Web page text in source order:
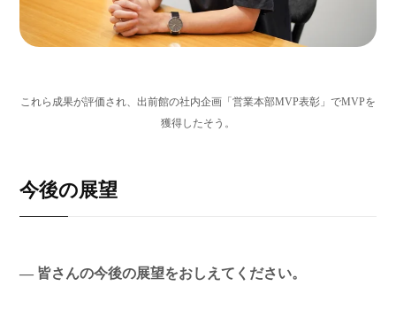
これら成果が評価され、出前館の社内企画「営業本部MVP表彰」でMVPを
獲得したそう。
今後の展望
― 皆さんの今後の展望をおしえてください。